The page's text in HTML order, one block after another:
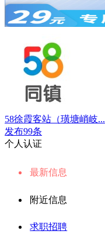
58徐霞客站（璜塘峭岐...
发布99条
个人认证
最新信息
附近信息
求职招聘